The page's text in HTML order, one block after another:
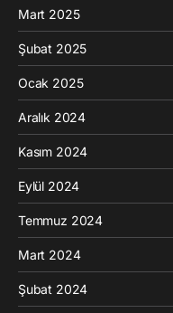
Mart 2025
Şubat 2025
Ocak 2025
Aralık 2024
Kasım 2024
Eylül 2024
Temmuz 2024
Mart 2024
Şubat 2024